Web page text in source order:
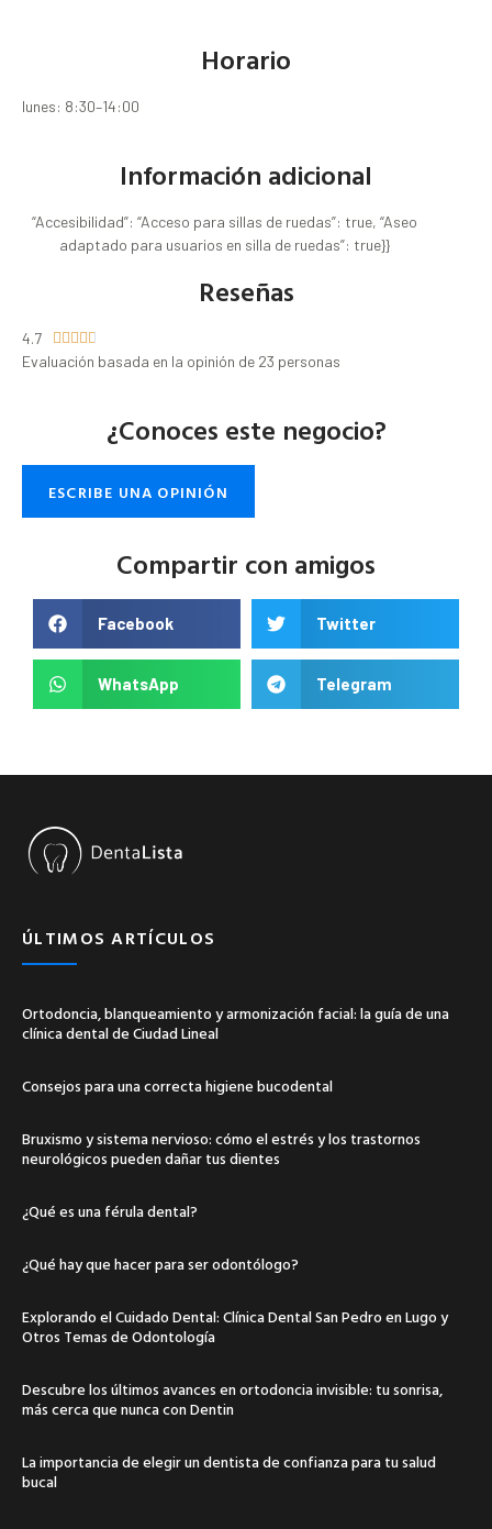
Horario
lunes: 8:30–14:00
Información adicional
“Accesibilidad”: “Acceso para sillas de ruedas”: true, “Aseo
adaptado para usuarios en silla de ruedas”: true}}
Reseñas
4.7     
Evaluación basada en la opinión de 23 personas
¿Conoces este negocio?
ESCRIBE UNA OPINIÓN
Compartir con amigos
Facebook Twitter
WhatsApp Telegram
ÚLTIMOS ARTÍCULOS
Ortodoncia, blanqueamiento y armonización facial: la guía de una
clínica dental de Ciudad Lineal
Consejos para una correcta higiene bucodental
Bruxismo y sistema nervioso: cómo el estrés y los trastornos
neurológicos pueden dañar tus dientes
¿Qué es una férula dental?
¿Qué hay que hacer para ser odontólogo?
Explorando el Cuidado Dental: Clínica Dental San Pedro en Lugo y
Otros Temas de Odontología
Descubre los últimos avances en ortodoncia invisible: tu sonrisa,
más cerca que nunca con Dentin
La importancia de elegir un dentista de confianza para tu salud
bucal